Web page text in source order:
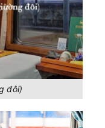
đôi)